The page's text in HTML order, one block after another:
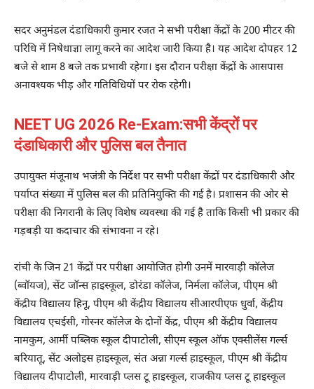
सदर अनुमंडल दंडाधिकारी कुमार रजत ने सभी परीक्षा केंद्रों के 200 मीटर की
परिधि में निषेधाज्ञा लागू करने का आदेश जारी किया है। यह आदेश दोपहर 12
बजे से शाम 8 बजे तक प्रभावी रहेगा। इस दौरान परीक्षा केंद्रों के आसपास
अनावश्यक भीड़ और गतिविधियों पर रोक रहेगी।
NEET UG 2026 Re-Exam:सभी केंद्रों पर
दंडाधिकारी और पुलिस बल तैनात
उपायुक्त मंजूनाथ भजंत्री के निर्देश पर सभी परीक्षा केंद्रों पर दंडाधिकारी और
पर्याप्त संख्या में पुलिस बल की प्रतिनियुक्ति की गई है। प्रशासन की ओर से
परीक्षा की निगरानी के लिए विशेष व्यवस्था की गई है ताकि किसी भी प्रकार की
गड़बड़ी या कदाचार की संभावना न रहे।
रांची के जिन 21 केंद्रों पर परीक्षा आयोजित होगी उनमें मारवाड़ी कॉलेज
(ब्वॉयज), सेंट जॉन्स हाइस्कूल, डोरंडा कॉलेज, निर्मला कॉलेज, पीएम श्री
केंद्रीय विद्यालय हिनू, पीएम श्री केंद्रीय विद्यालय सीआरपीएफ धुर्वा, केंद्रीय
विद्यालय एचईसी, गोस्नर कॉलेज के दोनों केंद्र, पीएम श्री केंद्रीय विद्यालय
नामकुम, आर्मी पब्लिक स्कूल दीपाटोली, सीएम स्कूल ऑफ एक्सीलेंस गर्ल्स
बरियातू, सेंट अलोइस हाइस्कूल, संत अन्ना गर्ल्स हाइस्कूल, पीएम श्री केंद्रीय
विद्यालय दीपाटोली, मारवाड़ी प्लस टू हाइस्कूल, राजकीय प्लस टू हाइस्कूल